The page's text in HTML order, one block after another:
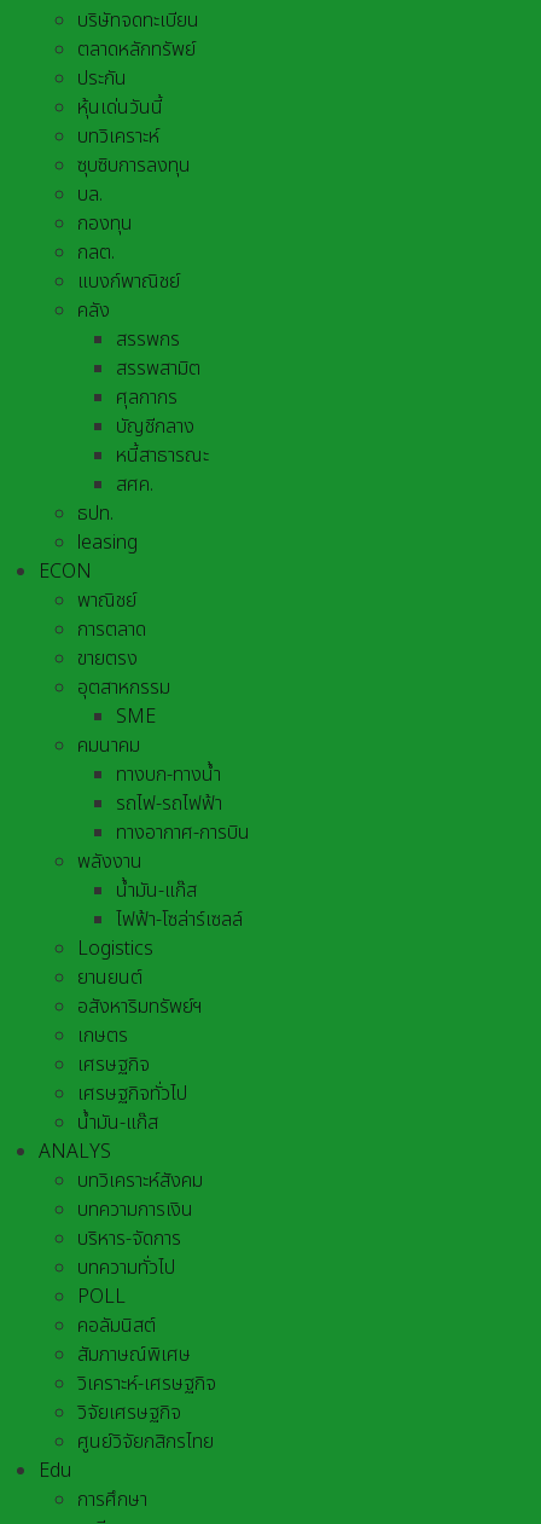
บริษัทจดทะเบียน
ตลาดหลักทรัพย์
ประกัน
หุ้นเด่นวันนี้
บทวิเคราะห์
ซุบซิบการลงทุน
บล.
กองทุน
กลต.
แบงก์พาณิชย์
คลัง
สรรพกร
สรรพสามิต
ศุลกากร
บัญชีกลาง
หนี้สาธารณะ
สศค.
ธปท.
leasing
ECON
พาณิชย์
การตลาด
ขายตรง
อุตสาหกรรม
SME
คมนาคม
ทางบก-ทางน้ำ
รถไฟ-รถไฟฟ้า
ทางอากาศ-การบิน
พลังงาน
น้ำมัน-แก๊ส
ไฟฟ้า-โซล่าร์เซลล์
Logistics
ยานยนต์
อสังหาริมทรัพย์ฯ
เกษตร
เศรษฐกิจ
เศรษฐกิจทั่วไป
น้ำมัน-แก๊ส
ANALYS
บทวิเคราะห์สังคม
บทความการเงิน
บริหาร-จัดการ
บทความทั่วไป
POLL
คอลัมนิสต์
สัมภาษณ์พิเศษ
วิเคราะห์-เศรษฐกิจ
วิจัยเศรษฐกิจ
ศูนย์วิจัยกสิกรไทย
Edu
การศึกษา